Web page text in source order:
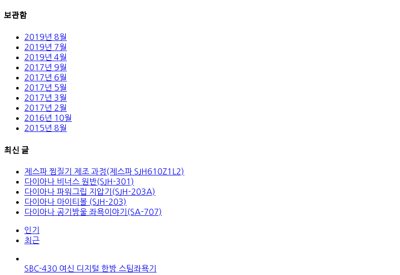
보관함
2019년 8월
2019년 7월
2019년 4월
2017년 9월
2017년 6월
2017년 5월
2017년 3월
2017년 2월
2016년 10월
2015년 8월
최신 글
제스파 찜질기 제조 과정(제스파 SJH610Z1L2)
다이아나 비너스 원반(SJH-301)
다이아나 파워그립 지압기(SJH-203A)
다이아나 마이티볼 (SJH-203)
다이아나 공기방울 좌욕이야기(SA-707)
인기
최근
SBC-430 여신 디지털 한방 스팀좌욕기